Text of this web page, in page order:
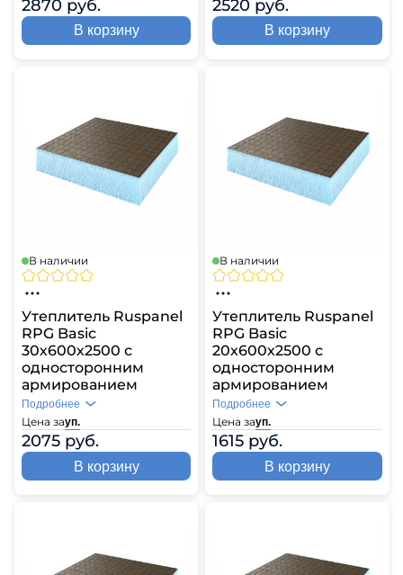
2870 руб.
В корзину
2520 руб.
В корзину
В наличии
Утеплитель Ruspanel
RPG Basic
30х600х2500 с
односторонним
армированием
Цена зауп.
2075 руб.
Подробнее
В корзину
В наличии
Утеплитель Ruspanel
RPG Basic
20х600х2500 с
односторонним
армированием
Цена зауп.
1615 руб.
Подробнее
В корзину